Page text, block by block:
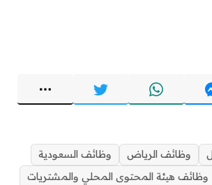
وظائف الرياض
وظائف السعودية
وظائف هيئة المحتوى المحلي والمشتريات